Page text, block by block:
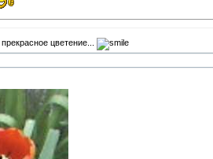
цветение...